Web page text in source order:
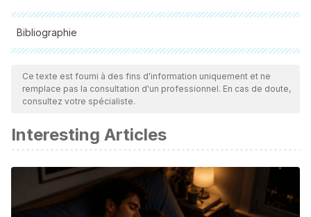
Bibliographie
Toutes les sources citées ont été examinées en profondeur
par notre équipe pour garantir leur qualité, leur fiabilité, leur
actualité et leur validité. La bibliographie de cet article a été
ou scientifique
WebMD. What is Chamomile?
https://www.webmd.com/diet/supplement-guide-chamomile
NCBI. (1981). Rice water in treatment of infantile
gastroenteritis.
Ce texte est fourni à des fins d'information uniquement et ne
remplace pas la consultation d'un professionnel. En cas de doute,
consultez votre spécialiste.
Interesting Articles